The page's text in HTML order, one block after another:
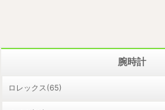
腕時計
ロレックス(65)